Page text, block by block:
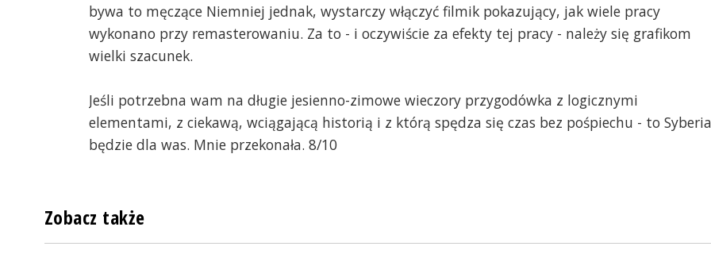
bywa to męczące Niemniej jednak, wystarczy włączyć filmik pokazujący, jak wiele pracy
wykonano przy remasterowaniu. Za to - i oczywiście za efekty tej pracy - należy się grafikom
wielki szacunek.
Jeśli potrzebna wam na długie jesienno-zimowe wieczory przygodówka z logicznymi
elementami, z ciekawą, wciągającą historią i z którą spędza się czas bez pośpiechu - to Syberia
będzie dla was. Mnie przekonała. 8/10
Zobacz także